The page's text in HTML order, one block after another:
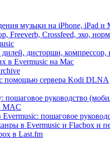
музыки на iPhone, iPad и
Freeverb, Crossfeed, эхо,
дисторшн,
в Evermusic на Mac
помощью сервера Kodi DLNA
пошаговое руководство
MAC
пошаговое
в Evermusic и Flacbox и
в Last.fm